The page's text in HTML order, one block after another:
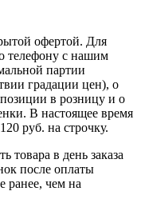
офертой. Для
телефону с нашим
партии
градации цен), о
в розницу и о
В настоящее время
руб. на строчку.
товара в день заказа
после оплаты
ранее, чем на